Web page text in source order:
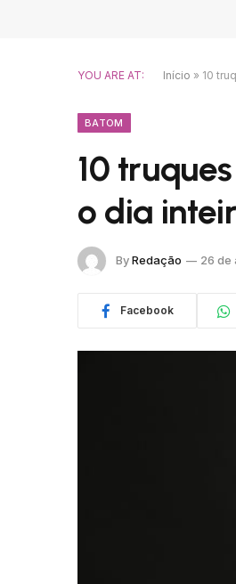
YOU ARE AT: Início » 10
BATOM
10
o dia
ByRedação 26 de
Facebook